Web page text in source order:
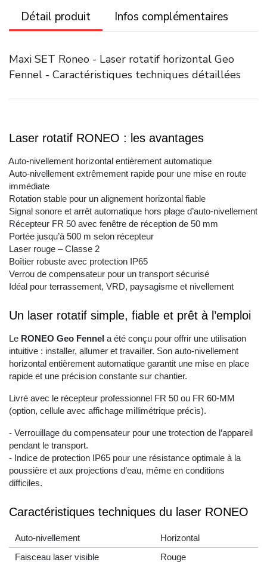
Détail produit Infos complémentaires
Maxi SET Roneo - Laser rotatif horizontal Geo
Fennel - Caractéristiques techniques détaillées
Laser rotatif RONEO : les avantages
Auto-nivellement horizontal entièrement automatique
Auto-nivellement extrêmement rapide pour une mise en route
immédiate
Rotation stable pour un alignement horizontal fiable
Signal sonore et arrêt automatique hors plage d’auto-nivellement
Récepteur FR 50 avec fenêtre de réception de 50 mm
Portée jusqu’à 500 m selon récepteur
Laser rouge – Classe 2
Boîtier robuste avec protection IP65
Verrou de compensateur pour un transport sécurisé
Idéal pour terrassement, VRD, paysagisme et nivellement
Un laser rotatif simple, fiable et prêt à l’emploi
Le RONEO Geo Fennel a été conçu pour offrir une utilisation
intuitive : installer, allumer et travailler. Son auto-nivellement
horizontal entièrement automatique garantit une mise en place
rapide et une précision constante sur chantier.
Livré avec le récepteur professionnel FR 50 ou FR 60-MM
(option, cellule avec affichage millimétrique précis).
- Verrouillage du compensateur pour une trotection de l’appareil
pendant le transport.
- Indice de protection IP65 pour une résistance optimale à la
poussière et aux projections d’eau, même en conditions
difficiles.
Caractéristiques techniques du laser RONEO
Auto-nivellement
Horizontal
Faisceau laser visible
Rouge